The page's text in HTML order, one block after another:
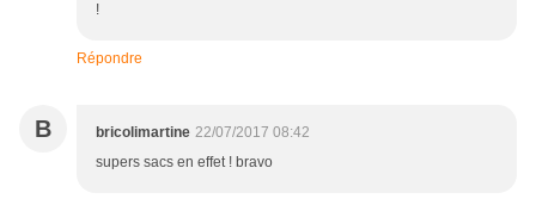
!
Répondre
B bricolimartine 22/07/2017 08:42
supers sacs en effet ! bravo